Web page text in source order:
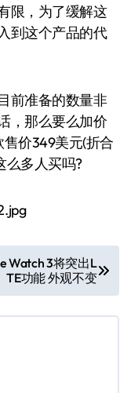
限，为了缓解这
到这个产品的代
前准备的数量非
，那么要么加价
价349美元(折合
么多人买吗?
Watch 3将突出L
TE功能 外观不变